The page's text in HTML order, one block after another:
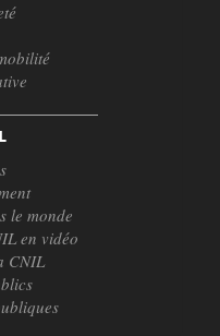
le monde
en vidéo
CNIL